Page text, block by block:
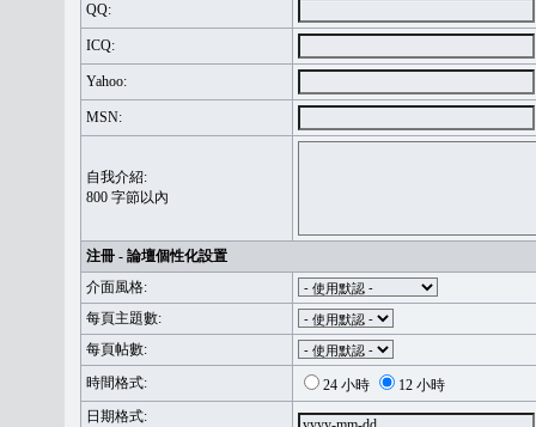
QQ:
ICQ:
Yahoo:
MSN:
自我介紹:
800 字節以內
注冊 - 論壇個性化設置
介面風格:
每頁主題數:
每頁帖數:
時間格式:
24 小時
12 小時
日期格式: